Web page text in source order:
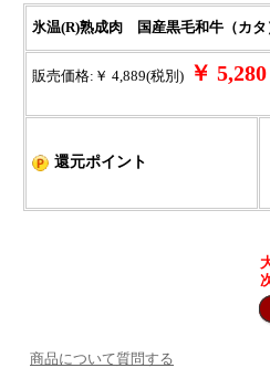
氷温(R)熟成肉 国産黒毛和牛（カタ
販売価格:￥ 4,889(税別) ￥
還元ポイント
商品について質問する